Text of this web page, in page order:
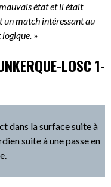
état et il était
un match intéressant au
»
LOSC 1-
dans la surface suite à
suite à une passe en